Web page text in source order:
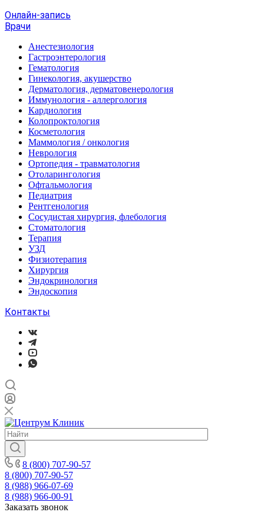
Онлайн-запись
Врачи
Анестезиология
Гастроэнтерология
Гематология
Гинекология, акушерство
Дерматология, дерматовенерология
Иммунология - аллергология
Кардиология
Колопроктология
Косметология
Маммология / онкология
Неврология
Ортопедия - травматология
Отоларингология
Офтальмология
Педиатрия
Рентгенология
Сосудистая хирургия, флебология
Стоматология
Терапия
УЗД
Физиотерапия
Хирургия
Эндокринология
Эндоскопия
Контакты
8 (800) 707-90-57
8 (800) 707-90-57
8 (988) 966-07-69
8 (988) 966-00-91
Заказать звонок